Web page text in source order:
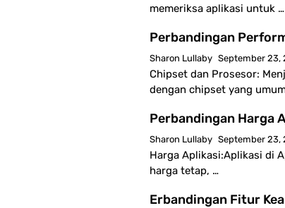
memeriksa aplikasi untuk …
Perbandingan
Sharon Lullaby September 23,
Chipset dan Prosesor:
dengan chipset yang
Perbandingan Harga
Sharon Lullaby September 23,
Harga Aplikasi:Aplikasi di
harga tetap, …
Erbandingan Fitur